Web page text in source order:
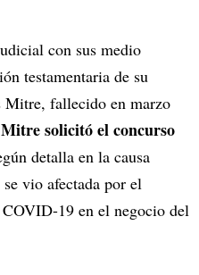
con sus medio
testamentaria de su
fallecido en marzo
solicitó el concurso
detalla en la causa
vio afectada por el
19 en el negocio del